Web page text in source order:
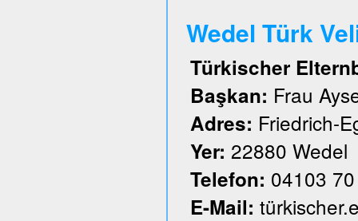
Wedel Türk
Türkischer
Başkan: Frau
Adres: Friedrich-
Yer: 22880 Wedel
Telefon: 04103
E-Mail: